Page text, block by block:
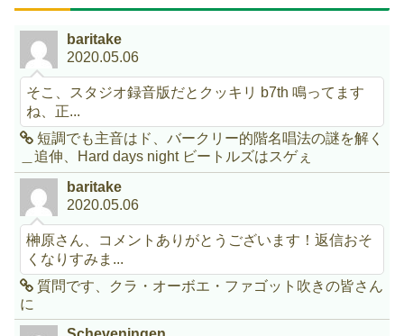
baritake
2020.05.06
そこ、スタジオ録音版だとクッキリ b7th 鳴ってます
ね、正...
短調でも主音はド、バークリー的階名唱法の謎を解く
＿追伸、Hard days night ビートルズはスゲぇ
baritake
2020.05.06
榊原さん、コメントありがとうございます！返信おそ
くなりすみま...
質問です、クラ・オーボエ・ファゴット吹きの皆さん
に